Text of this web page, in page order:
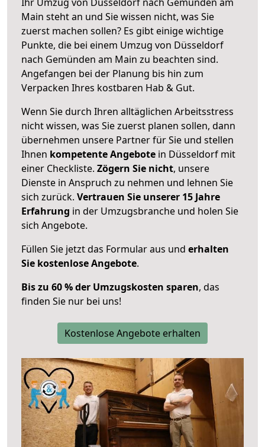
Main steht an und Sie wissen nicht, was Sie
zuerst machen sollen? Es gibt einige wichtige
Punkte, die bei einem Umzug von Düsseldorf
nach Gemünden am Main zu beachten sind.
Angefangen bei der Planung bis hin zum
Verpacken Ihres kostbaren Hab & Gut.
Wenn Sie durch Ihren alltäglichen Arbeitsstress
nicht wissen, was Sie zuerst planen sollen, dann
übernehmen unsere Partner für Sie und stellen
Ihnen kompetente Angebote in Düsseldorf mit
einer Checkliste. Zögern Sie nicht, unsere
Dienste in Anspruch zu nehmen und lehnen Sie
sich zurück. Vertrauen Sie unserer 15 Jahre
Erfahrung in der Umzugsbranche und holen Sie
sich Angebote.
Füllen Sie jetzt das Formular aus und erhalten
Sie kostenlose Angebote.
Bis zu 60 % der Umzugskosten sparen, das
finden Sie nur bei uns!
Kostenlose Angebote erhalten